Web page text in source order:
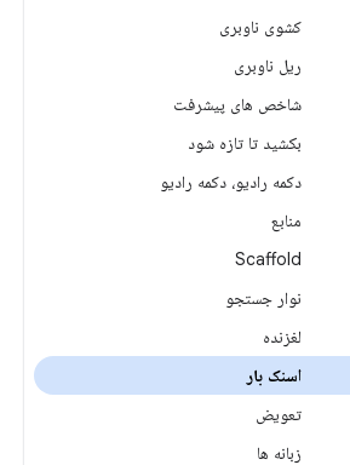
کشوی ناوبری
ریل ناوبری
شاخص های پیشرفت
بکشید تا تازه شود
دکمه رادیو، دکمه رادیو
منابع
Scaffold
نوار جستجو
لغزنده
اسنک بار
تعویض
زبانه ها